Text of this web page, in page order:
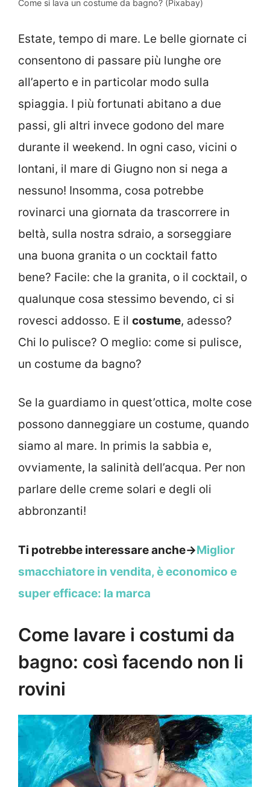
Come si lava un costume da bagno? (Pixabay)
Estate, tempo di mare. Le belle giornate ci
consentono di passare più lunghe ore
all’aperto e in particolar modo sulla
spiaggia. I più fortunati abitano a due
passi, gli altri invece godono del mare
durante il weekend. In ogni caso, vicini o
lontani, il mare di Giugno non si nega a
nessuno! Insomma, cosa potrebbe
rovinarci una giornata da trascorrere in
beltà, sulla nostra sdraio, a sorseggiare
una buona granita o un cocktail fatto
bene? Facile: che la granita, o il cocktail, o
qualunque cosa stessimo bevendo, ci si
rovesci addosso. E il costume, adesso?
Chi lo pulisce? O meglio: come si pulisce,
un costume da bagno?
Se la guardiamo in quest’ottica, molte cose
possono danneggiare un costume, quando
siamo al mare. In primis la sabbia e,
ovviamente, la salinità dell’acqua. Per non
parlare delle creme solari e degli oli
abbronzanti!
Ti potrebbe interessare anche->Miglior
smacchiatore in vendita, è economico e
super efficace: la marca
Come lavare i costumi da
bagno: così facendo non li
rovini